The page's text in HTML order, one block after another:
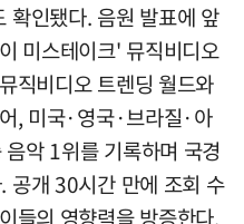
확인됐다. 음원 발표에 앞
미스테이크' 뮤직비디오
직비디오 트렌딩 월드와
, 미국·영국·브라질·아
악 1위를 기록하며 국경
공개 30시간 만에 조회 수
들의 영향력을 방증한다.